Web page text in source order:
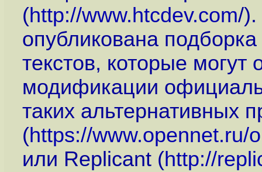
(http://www.htcdev.com/).
опубликована
текстов, которые
модификации
таких альтернативных
(https://www.opennet.ru/
или Replicant (http://